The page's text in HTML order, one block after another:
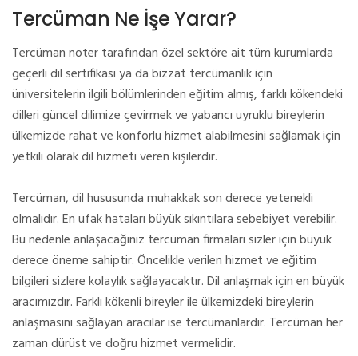
Tercüman Ne İşe Yarar?
Tercüman noter tarafından özel sektöre ait tüm kurumlarda
geçerli dil sertifikası ya da bizzat tercümanlık için
üniversitelerin ilgili bölümlerinden eğitim almış, farklı kökendeki
dilleri güncel dilimize çevirmek ve yabancı uyruklu bireylerin
ülkemizde rahat ve konforlu hizmet alabilmesini sağlamak için
yetkili olarak dil hizmeti veren kişilerdir.
Tercüman, dil hususunda muhakkak son derece yetenekli
olmalıdır. En ufak hataları büyük sıkıntılara sebebiyet verebilir.
Bu nedenle anlaşacağınız tercüman firmaları sizler için büyük
derece öneme sahiptir. Öncelikle verilen hizmet ve eğitim
bilgileri sizlere kolaylık sağlayacaktır. Dil anlaşmak için en büyük
aracımızdır. Farklı kökenli bireyler ile ülkemizdeki bireylerin
anlaşmasını sağlayan aracılar ise tercümanlardır. Tercüman her
zaman dürüst ve doğru hizmet vermelidir.